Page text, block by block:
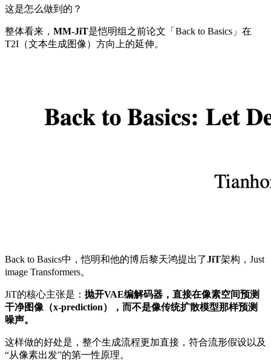
这是怎么做到的？
整体看来， MM-JiT是恺明组之前论文「Back to Basics」在
T2I（文本生成图像）方向上的延伸。
Back to Basics中，恺明和他的博后黎天鸿提出了JiT架构，Just
image Transformers。
JiT的核心主张是： 抛开VAE编解码器，直接在像素空间预测
干净图像（x-prediction），而不是像传统扩散模型那样预测
噪声。
这样做的好处是，整个生成流程更加直接，符合流形假设以及
“从像素出发”的第一性原理。